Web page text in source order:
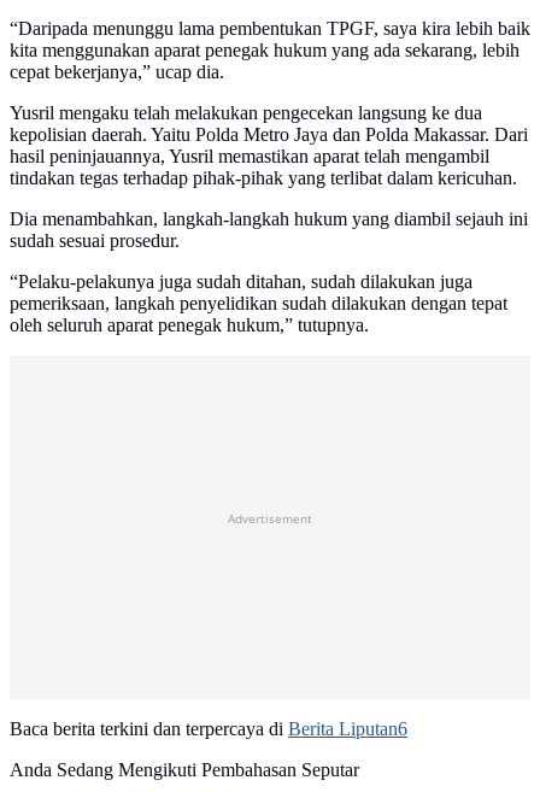
“Daripada menunggu lama pembentukan TPGF, saya kira lebih baik
kita menggunakan aparat penegak hukum yang ada sekarang, lebih
cepat bekerjanya,” ucap dia.
Yusril mengaku telah melakukan pengecekan langsung ke dua
kepolisian daerah. Yaitu Polda Metro Jaya dan Polda Makassar. Dari
hasil peninjauannya, Yusril memastikan aparat telah mengambil
tindakan tegas terhadap pihak-pihak yang terlibat dalam kericuhan.
Dia menambahkan, langkah-langkah hukum yang diambil sejauh ini
sudah sesuai prosedur.
“Pelaku-pelakunya juga sudah ditahan, sudah dilakukan juga
pemeriksaan, langkah penyelidikan sudah dilakukan dengan tepat
oleh seluruh aparat penegak hukum,” tutupnya.
Advertisement
Baca berita terkini dan terpercaya di Berita Liputan6
Anda Sedang Mengikuti Pembahasan Seputar